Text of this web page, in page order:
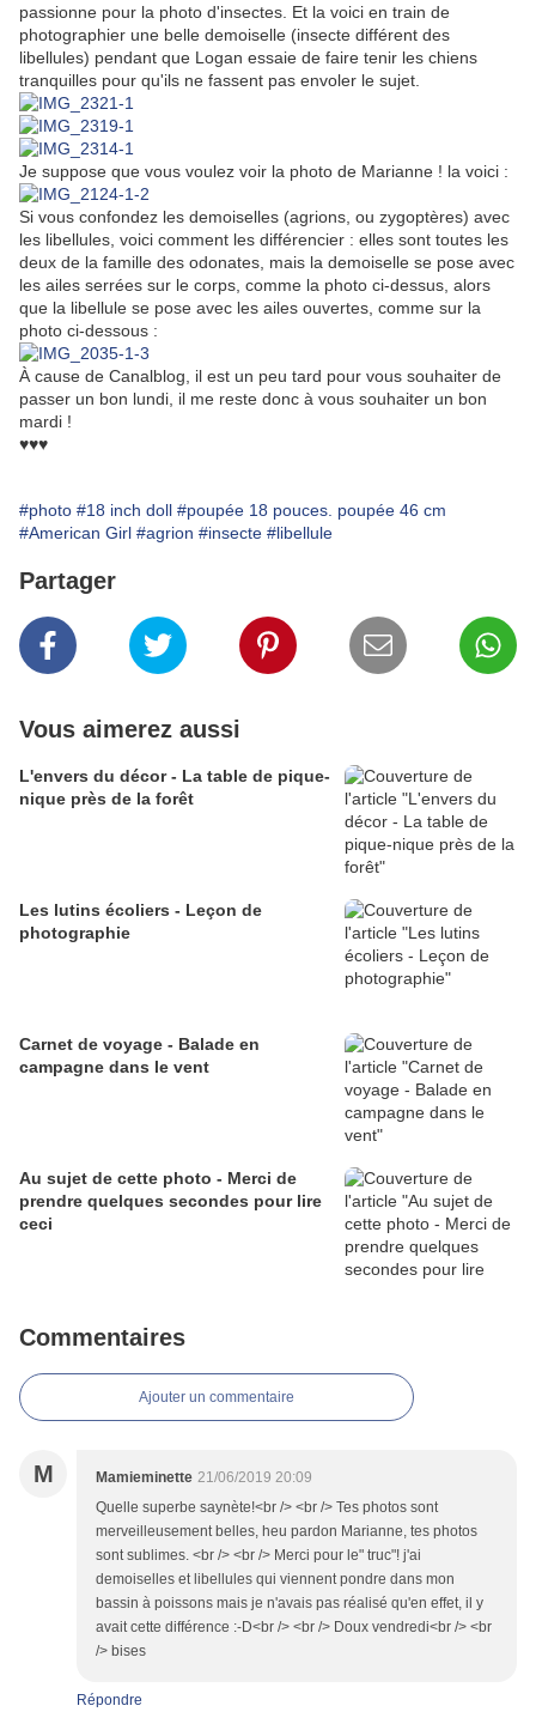
passionne pour la photo d'insectes. Et la voici en train de
photographier une belle demoiselle (insecte différent des
libellules) pendant que Logan essaie de faire tenir les chiens
tranquilles pour qu'ils ne fassent pas envoler le sujet.
Je suppose que vous voulez voir la photo de Marianne ! la voici :
Si vous confondez les demoiselles (agrions, ou zygoptères) avec
les libellules, voici comment les différencier : elles sont toutes les
deux de la famille des odonates, mais la demoiselle se pose avec
les ailes serrées sur le corps, comme la photo ci-dessus, alors
que la libellule se pose avec les ailes ouvertes, comme sur la
photo ci-dessous :
À cause de Canalblog, il est un peu tard pour vous souhaiter de
passer un bon lundi, il me reste donc à vous souhaiter un bon
mardi !
♥♥♥
#photo #18 inch doll #poupée 18 pouces. poupée 46 cm
#American Girl #agrion #insecte #libellule
Partager
Vous aimerez aussi
L'envers du décor - La table de pique-
nique près de la forêt
Les lutins écoliers - Leçon de
photographie
Carnet de voyage - Balade en
campagne dans le vent
Au sujet de cette photo - Merci de
prendre quelques secondes pour lire
ceci
Commentaires
Ajouter un commentaire
M Mamieminette 21/06/2019 20:09
Quelle superbe saynète!<br /> <br /> Tes photos sont
merveilleusement belles, heu pardon Marianne, tes photos
sont sublimes. <br /> <br /> Merci pour le" truc"! j'ai
demoiselles et libellules qui viennent pondre dans mon
bassin à poissons mais je n'avais pas réalisé qu'en effet, il y
avait cette différence :-D<br /> <br /> Doux vendredi<br /> <br
/> bises
Répondre